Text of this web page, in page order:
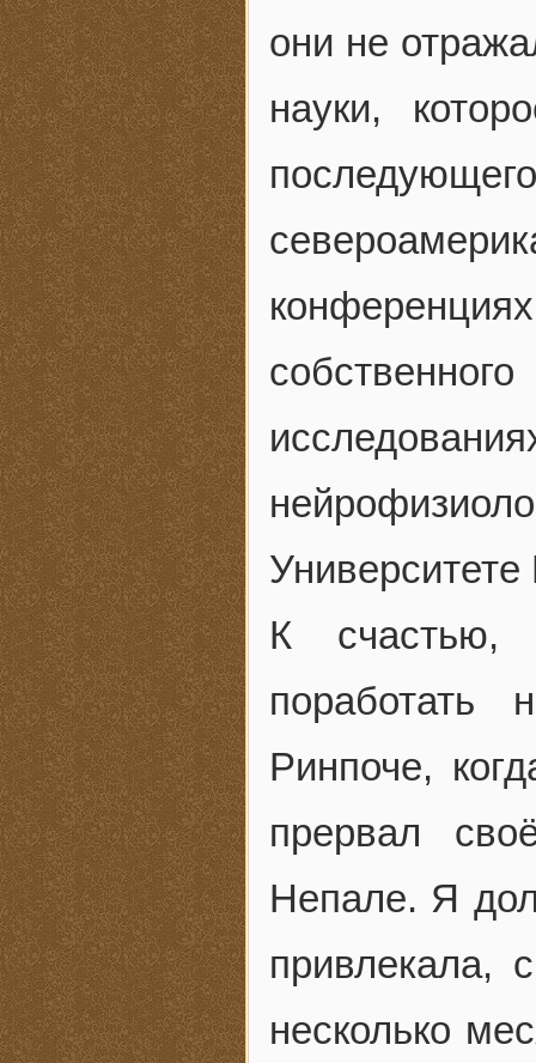
они не
науки,
К счастью,
поработать
Ринпоче,
прервал
Непале. Я
привлекала,
несколько